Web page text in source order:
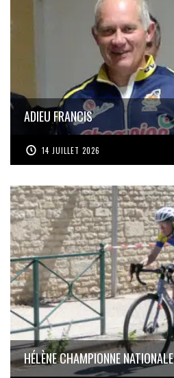
ADIEU FRANCIS
14 JUILLET 2026
HÉLÈNE CHAMPIONNE NATIONALE